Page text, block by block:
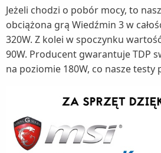
Jeżeli chodzi o pobór mocy, to
obciążona grą Wiedźmin 3 w
320W. Z kolei w spoczynku
90W. Producent gwarantuje TDP
na poziomie 180W, co nasze testy